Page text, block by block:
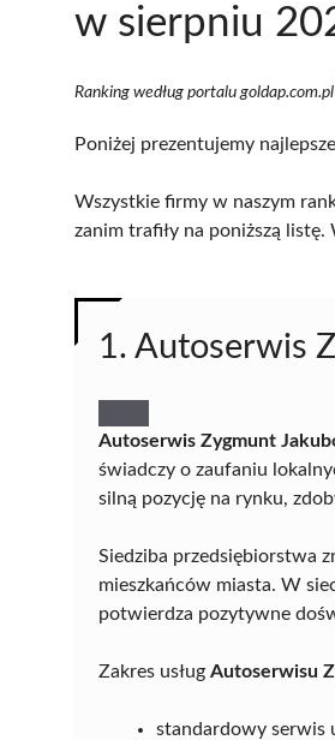
w sierpniu
Ranking według portalu goldap.com.pl
Poniżej prezentujemy
Wszystkie firmy w naszym
zanim trafiły na poniższą
1. Autoserwis
Autoserwis Zygmunt
świadczy o zaufaniu
silną pozycję na rynku,
Siedziba przedsiębiorstwa
mieszkańców miasta. W
potwierdza pozytywne
Zakres usług Autoserwisu
standardowy serwis